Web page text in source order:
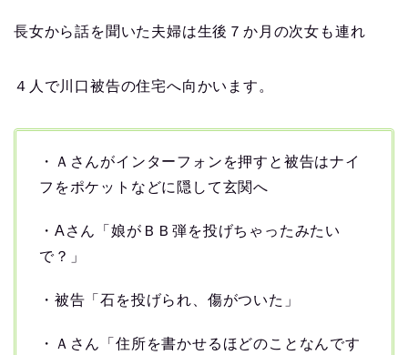
長女から話を聞いた夫婦は生後７か月の次女も連れ
４人で川口被告の住宅へ向かいます。
・Ａさんがインターフォンを押すと被告はナイ
フをポケットなどに隠して玄関へ
・Aさん「娘がＢＢ弾を投げちゃったみたい
で？」
・被告「石を投げられ、傷がついた」
・Ａさん「住所を書かせるほどのことなんです